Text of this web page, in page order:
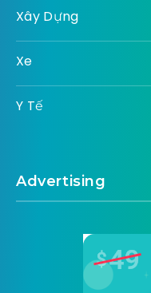
Xây Dựng
Xe
Y Tế
Advertising